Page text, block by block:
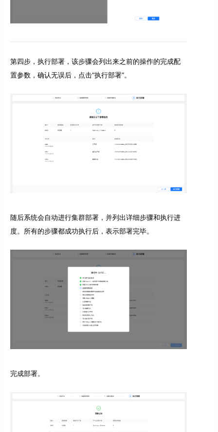
第四步，执行部署，该步骤会列出来之前的操作的完成配
置参数，确认无误后，点击“执行部署”。
随后系统会自动进行集群部署，并列出详细步骤和执行进
度。所有的步骤都成功执行后，表示部署完毕。
完成部署。